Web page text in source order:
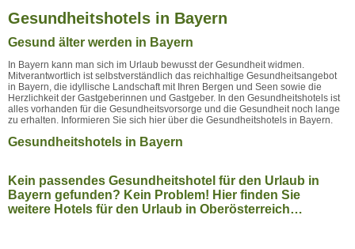
Gesundheitshotels in Bayern
Gesund älter werden in Bayern
In Bayern kann man sich im Urlaub bewusst der Gesundheit widmen.
Mitverantwortlich ist selbstverständlich das reichhaltige Gesundheitsangebot
in Bayern, die idyllische Landschaft mit Ihren Bergen und Seen sowie die
Herzlichkeit der Gastgeberinnen und Gastgeber. In den Gesundheitshotels ist
alles vorhanden für die Gesundheitsvorsorge und die Gesundheit noch lange
zu erhalten. Informieren Sie sich hier über die Gesundheitshotels in Bayern.
Gesundheitshotels in Bayern
Kein passendes Gesundheitshotel für den Urlaub in
Bayern gefunden? Kein Problem! Hier finden Sie
weitere Hotels für den Urlaub in Oberösterreich…